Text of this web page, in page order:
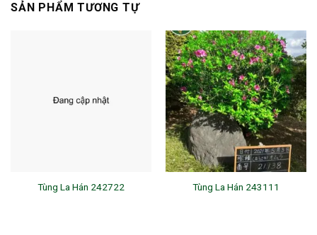
SẢN PHẨM TƯƠNG TỰ
Tùng La Hán 242722 Tùng La Hán 243111